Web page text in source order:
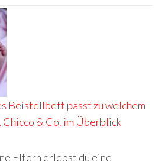
Beistellbett passt zu welchem
Chicco & Co. im Überblick
Eltern erlebst du eine